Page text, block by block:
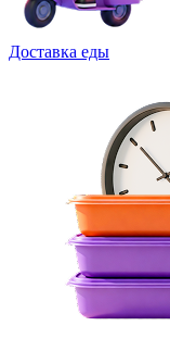
Доставка еды